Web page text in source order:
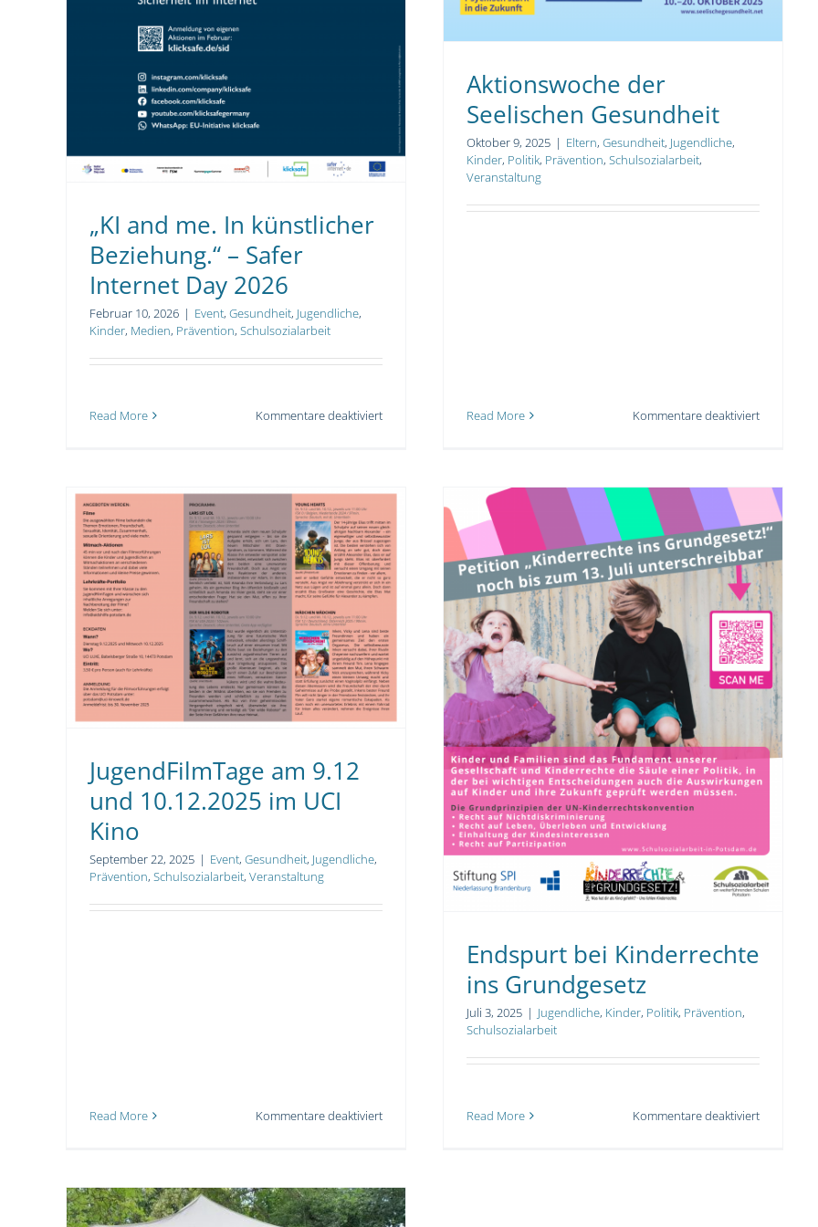
„KI and me. In künstlicher
Beziehung.“ – Safer
Internet Day 2026
Februar 10, 2026 | Event, Gesundheit, Jugendliche,
Kinder, Medien, Prävention, Schulsozialarbeit
Read More Kommentare deaktiviertfür
Beziehung.“
–
Safer
Internet
Day
Aktionswoche der
Seelischen Gesundheit
Oktober 9, 2025 | Eltern, Gesundheit, Jugendliche,
Kinder, Politik, Prävention, Schulsozialarbeit,
Veranstaltung
Read More Kommentare deaktiviertfür
JugendFilmTage am 9.12 und 10.12.2025
im UCI Kino
Event Gesundheit Jugendliche
Prävention
Schulsozialarbeit Veranstaltung
JugendFilmTage am 9.12
und 10.12.2025 im UCI
Kino
September 22, 2025 | Event, Gesundheit, Jugendliche,
Prävention, Schulsozialarbeit, Veranstaltung
Read More Kommentare deaktiviertfür
und
10.12.2025
Endspurt bei Kinderrechte ins
Grundgesetz
Jugendliche Kinder Politik Prävention
Schulsozialarbeit
Endspurt bei Kinderrechte
ins Grundgesetz
Juli 3, 2025 | Jugendliche, Kinder, Politik, Prävention,
Schulsozialarbeit
Read More Kommentare deaktiviertfür